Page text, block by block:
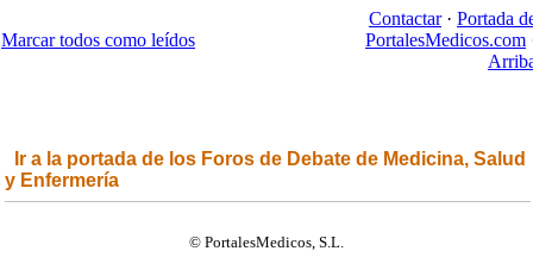
Marcar todos como leídos
Contactar· Portada
PortalesMedicos.com
Ir a la portada de los Foros de Debate de Medicina, Salud
y Enfermería
© PortalesMedicos, S.L.